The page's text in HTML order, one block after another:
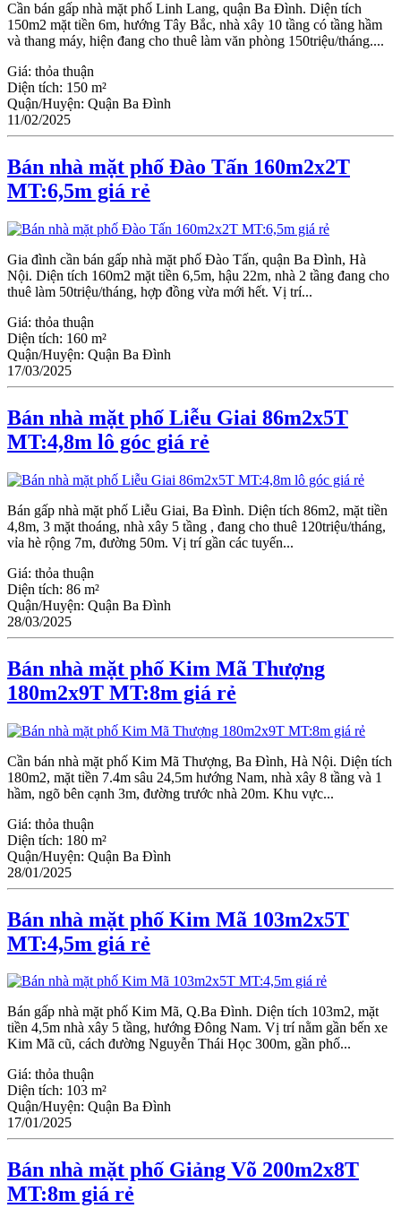
Cần bán gấp nhà mặt phố Linh Lang, quận Ba Đình. Diện tích
150m2 mặt tiền 6m, hướng Tây Bắc, nhà xây 10 tầng có tầng hầm
và thang máy, hiện đang cho thuê làm văn phòng 150triệu/tháng....
Giá: thỏa thuận
Diện tích: 150 m²
Quận/Huyện: Quận Ba Đình
11/02/2025
Bán nhà mặt phố Đào Tấn 160m2x2T
MT:6,5m giá rẻ
Gia đình cần bán gấp nhà mặt phố Đào Tấn, quận Ba Đình, Hà
Nội. Diện tích 160m2 mặt tiền 6,5m, hậu 22m, nhà 2 tầng đang cho
thuê làm 50triệu/tháng, hợp đồng vừa mới hết. Vị trí...
Giá: thỏa thuận
Diện tích: 160 m²
Quận/Huyện: Quận Ba Đình
17/03/2025
Bán nhà mặt phố Liễu Giai 86m2x5T
MT:4,8m lô góc giá rẻ
Bán gấp nhà mặt phố Liễu Giai, Ba Đình. Diện tích 86m2, mặt tiền
4,8m, 3 mặt thoáng, nhà xây 5 tầng , đang cho thuê 120triệu/tháng,
vỉa hè rộng 7m, đường 50m. Vị trí gần các tuyến...
Giá: thỏa thuận
Diện tích: 86 m²
Quận/Huyện: Quận Ba Đình
28/03/2025
Bán nhà mặt phố Kim Mã Thượng
180m2x9T MT:8m giá rẻ
Cần bán nhà mặt phố Kim Mã Thượng, Ba Đình, Hà Nội. Diện tích
180m2, mặt tiền 7.4m sâu 24,5m hướng Nam, nhà xây 8 tầng và 1
hầm, ngõ bên cạnh 3m, đường trước nhà 20m. Khu vực...
Giá: thỏa thuận
Diện tích: 180 m²
Quận/Huyện: Quận Ba Đình
28/01/2025
Bán nhà mặt phố Kim Mã 103m2x5T
MT:4,5m giá rẻ
Bán gấp nhà mặt phố Kim Mã, Q.Ba Đình. Diện tích 103m2, mặt
tiền 4,5m nhà xây 5 tầng, hướng Đông Nam. Vị trí nằm gần bến xe
Kim Mã cũ, cách đường Nguyễn Thái Học 300m, gần phố...
Giá: thỏa thuận
Diện tích: 103 m²
Quận/Huyện: Quận Ba Đình
17/01/2025
Bán nhà mặt phố Giảng Võ 200m2x8T
MT:8m giá rẻ